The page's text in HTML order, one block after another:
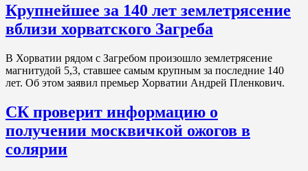
Крупнейшее за 140 лет землетрясение
вблизи хорватского Загреба
В Хорватии рядом с Загребом произошло землетрясение
магнитудой 5,3, ставшее самым крупным за последние 140
лет. Об этом заявил премьер Хорватии Андрей Пленкович.
СК проверит информацию о
получении москвичкой ожогов в
солярии